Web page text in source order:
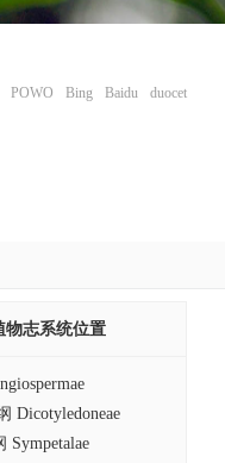
POWO Bing Baidu duocet
物志系统位置
Dicotyledoneae
Sympetalae